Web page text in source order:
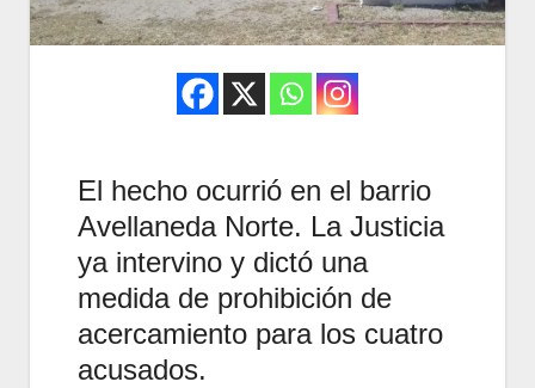
El hecho ocurrió en el barrio
Avellaneda Norte. La Justicia
ya intervino y dictó una
medida de prohibición de
acercamiento para los cuatro
acusados.